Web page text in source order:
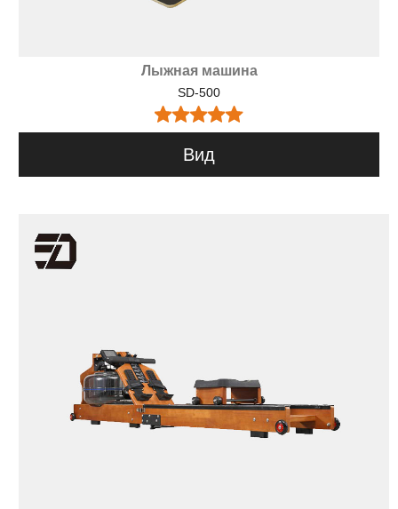
Лыжная машина
SD-500
Вид